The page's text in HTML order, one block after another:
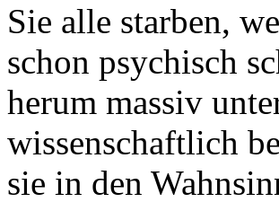
Sie alle starben,
schon psychisch
herum massiv
wissenschaftlich
sie in den